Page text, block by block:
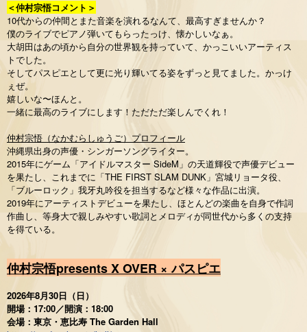
＜仲村宗悟コメント＞
10代からの仲間とまた音楽を演れるなんて、最高すぎませんか？
僕のライブでピアノ弾いてもらったっけ、懐かしいなぁ。
大胡田はあの頃から自分の世界観を持っていて、かっこいいアーティス
トでした。
そしてパスピエとして更に光り輝いてる姿をずっと見てました。かっけ
ぇぜ。
嬉しいな〜ほんと。
一緒に最高のライブにします！ただただ楽しんでくれ！
仲村宗悟（なかむらしゅうご）プロフィール
沖縄県出身の声優・シンガーソングライター。
2015年にゲーム「アイドルマスター SideM」の天道輝役で声優デビュー
を果たし、これまでに「THE FIRST SLAM DUNK」宮城リョータ役、
「ブルーロック」我牙丸吟役を担当するなど様々な作品に出演。
2019年にアーティストデビューを果たし、ほとんどの楽曲を自身で作詞
作曲し、等身大で親しみやすい歌詞とメロディが同世代から多くの支持
を得ている。
仲村宗悟presents X OVER × パスピエ
2026年8月30日（日）
開場：17:00／開演：18:00
会場：東京・恵比寿 The Garden Hall